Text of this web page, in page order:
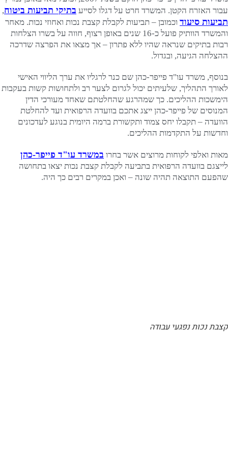
עבור האזרח הקטן. המשרד חרט על דגלו לסייע בתיקי תביעות ביטוח,
תביעות סיעוד וכמובן – תביעות לקבלת קצבת נכות ואחוזי נכות. מאחר
והמשרד הוותיק פועל כ-16 שנים באופן רצוף, חווה על בשרו הצלחות
רבות בתיקים שנראה שהיו ללא פתרון – אך מצאו את הפרצה שדרכה
ההצלחה הגיעה, ובגדול.
בנוסף, משרד עו"ד פייפר-כהן שם כנר לרגליו את ערך הליווי האישי
לאורך התהליך, שלעיתים יכול לגרום לצער רב ולתחושות קשות בעקבות
הימשכות ההליכים. כך שמהרגע שהחלטתם שאחד מעורכי הדין
המנוסים של פייפר-כהן ייצג אתכם בוועדה הרפואית ועד להחלטת
הוועדה – תקבלו יחס צמוד ותקשורת ברמה היומית בנוגע לעדכונים
וחדשות על התקדמות ההליכים.
מאות ואלפי לקוחות מרוצים אשר בחרו במשרד עו"ד פייפר-כהן
לייצגם בוועדה הרפואית בתביעה לקבלת קצבת נכות יצאו בתחושה
שהפעם התוצאה תהיה שונה – ואכן במקרים רבים כך היה.
קצבת נכות נפגעי עבודה